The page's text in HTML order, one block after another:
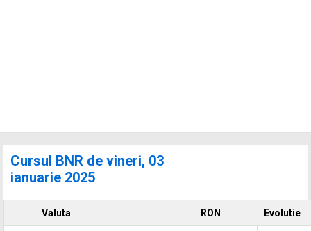
Cursul BNR de vineri, 03
ianuarie 2025
Valuta RON Evolutie